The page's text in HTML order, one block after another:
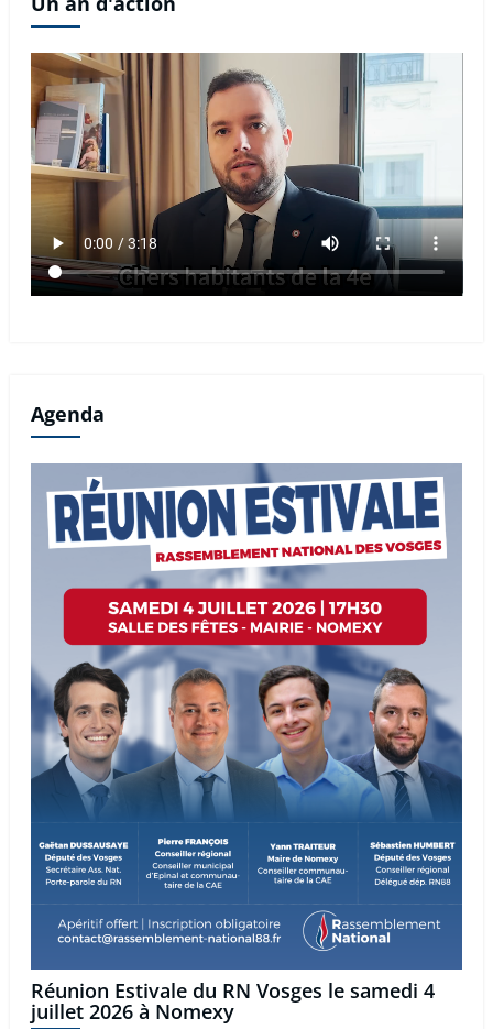
Agenda
Réunion Estivale du RN Vosges le samedi 4
juillet 2026 à Nomexy